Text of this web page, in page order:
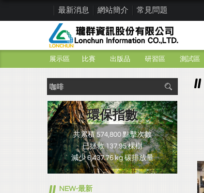
最新消息 網站簡介 常見問題
展示區 比賽 出版品 研習區 測試區
環保指數
共累積 574,800 點擊次數
已拯救 137.95 棵樹
減少 6,437.76 kg 碳排放量
NEW-最新